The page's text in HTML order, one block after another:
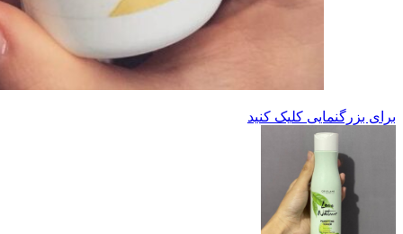
برای بزرگنمایی کلیک کنید